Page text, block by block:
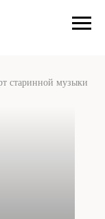
старинной музыки